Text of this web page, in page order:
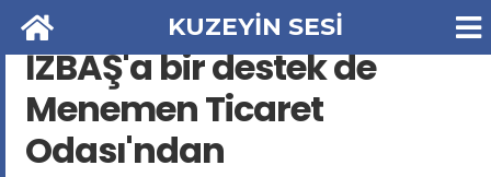
KUZEYİN SESİ
İZBAŞ'a bir destek de
Menemen Ticaret
Odası'ndan